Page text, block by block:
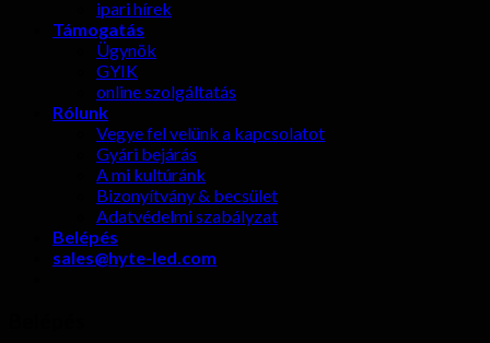
ipari hírek
Támogatás
Ügynök
GYIK
online szolgáltatás
Rólunk
Vegye fel velünk a kapcsolatot
Gyári bejárás
A mi kultúránk
Bizonyítvány & becsület
Adatvédelmi szabályzat
Belépés
sales@hyte-led.com